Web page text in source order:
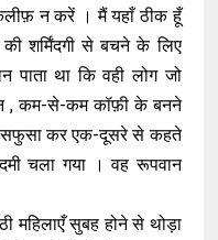
न करें । मैं यहाँ ठीक हूँ
शर्मिंदगी से बचने के लिए
था कि वही लोग जो
, कम-से-कम कॉफ़ी के बनने
कर एक-दूसरे से कहते
चला गया । वह रूपवान
सुबह होने से थोड़ा